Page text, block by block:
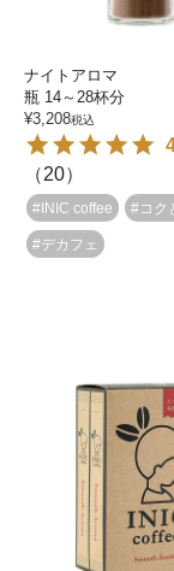
ナイトアロマ
瓶 14～28杯分
¥3,208税込
（20）
#INIC coffee #コク
#デカフェ